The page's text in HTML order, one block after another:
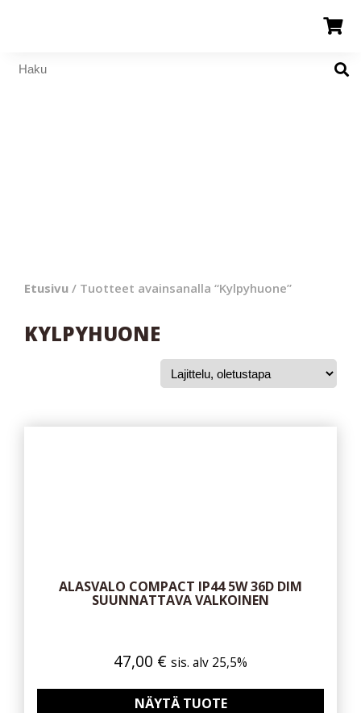
Etusivu / Tuotteet avainsanalla “Kylpyhuone”
KYLPYHUONE
ALASVALO COMPACT IP44 5W 36D DIM
SUUNNATTAVA VALKOINEN
47,00 € sis. alv 25,5%
NÄYTÄ TUOTE